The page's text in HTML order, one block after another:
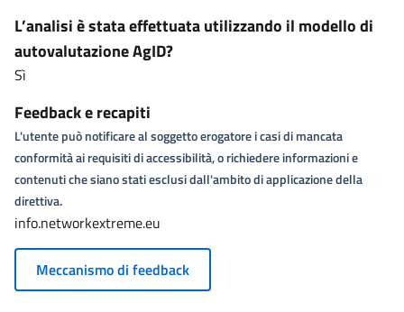
L’analisi è stata effettuata utilizzando il modello di
autovalutazione AgID?
Sì
Feedback e recapiti
L'utente può notificare al soggetto erogatore i casi di mancata
conformità ai requisiti di accessibilità, o richiedere informazioni e
contenuti che siano stati esclusi dall'ambito di applicazione della
direttiva.
info.networkextreme.eu
Meccanismo di feedback